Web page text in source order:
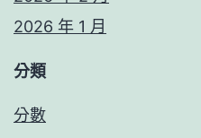
2026 年 1 月
分類
分數